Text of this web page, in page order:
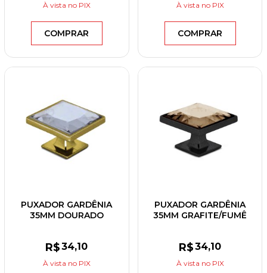
À vista no PIX
COMPRAR
À vista no PIX
COMPRAR
PUXADOR GARDÊNIA
35MM DOURADO
R$34,10
À vista no PIX
PUXADOR GARDÊNIA
35MM GRAFITE/FUMÊ
R$34,10
À vista no PIX